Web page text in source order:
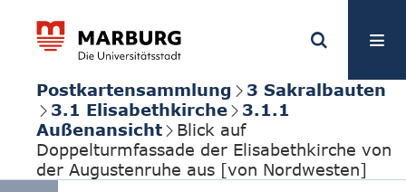
Postkartensammlung
3 Sakralbauten
3.1 Elisabethkirche
3.1.1
Außenansicht
Blick auf
Doppelturmfassade der Elisabethkirche von
der Augustenruhe aus [von Nordwesten]